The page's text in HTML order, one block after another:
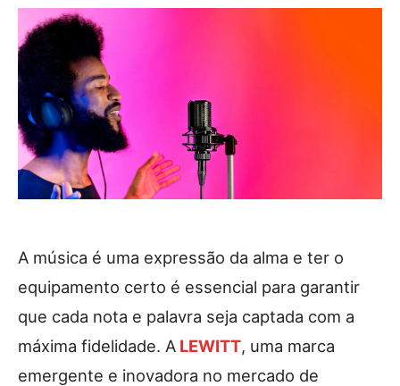
A música é uma expressão da alma e ter o
equipamento certo é essencial para garantir
que cada nota e palavra seja captada com a
máxima fidelidade. A LEWITT, uma marca
emergente e inovadora no mercado de